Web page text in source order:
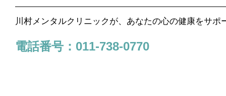
川村メンタルクリニックが、あなたの心の健康をサ
電話番号：011-738-0770